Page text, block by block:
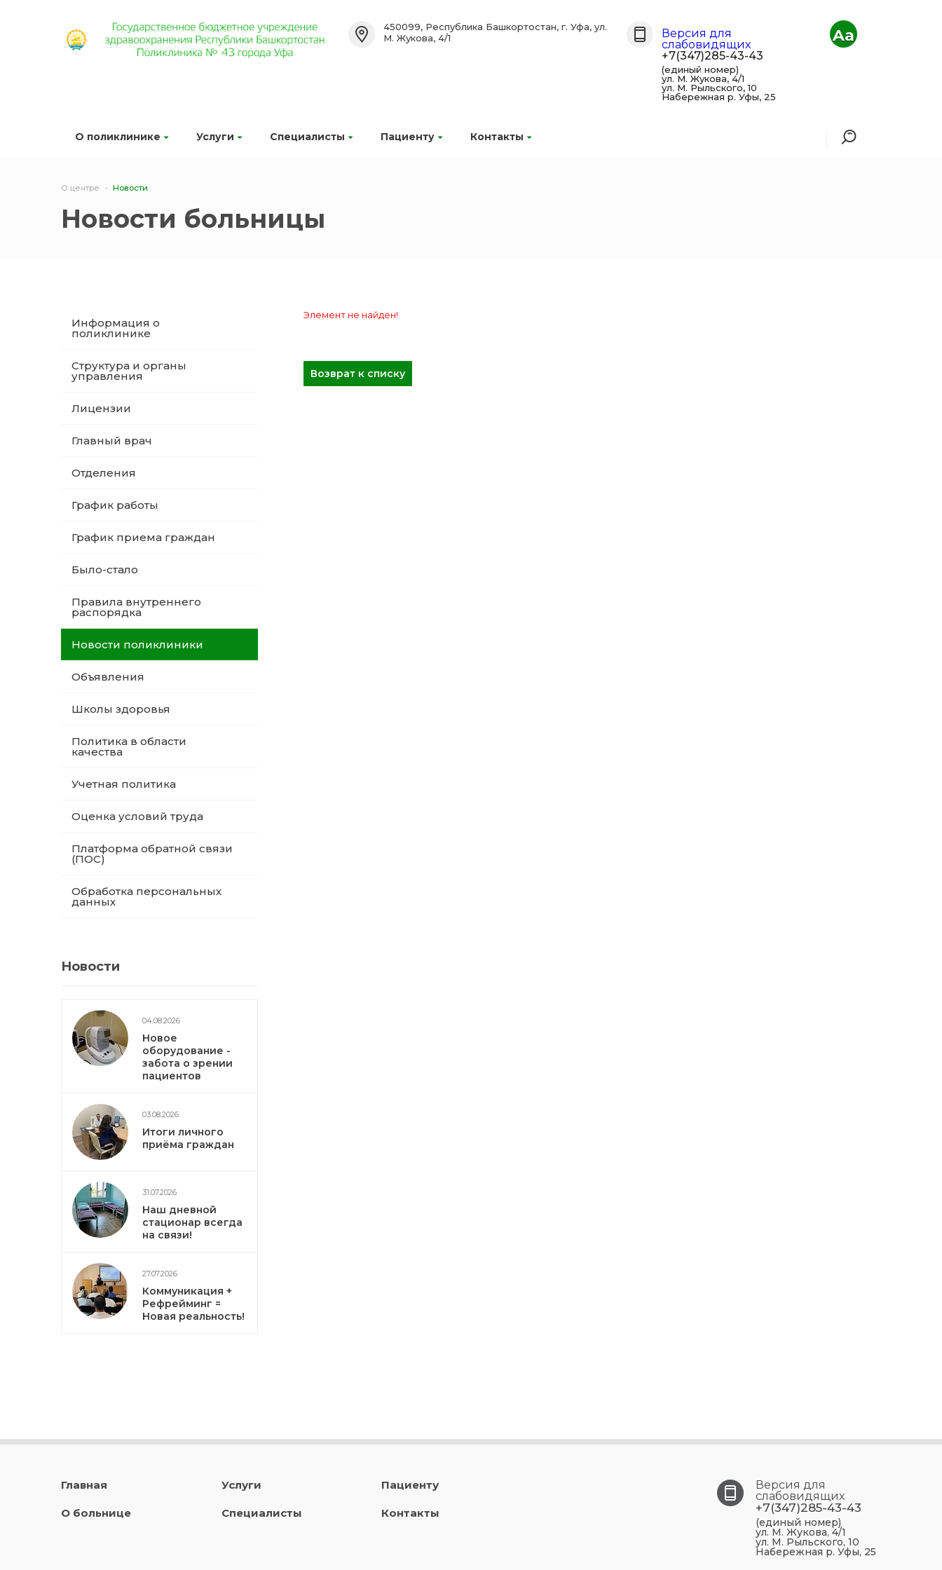
О поликлинике Услуги Специалисты Пациенту Контакты
450099, Республика Башкортостан, г. Уфа, ул.
М. Жукова, 4/1
Версия для
слабовидящих
+7(347)285-43-43
(единый номер)
ул. М. Жукова, 4/1
ул. М. Рыльского, 10
Набережная р. Уфы, 25
Aa
О центре Новости
Новости больницы
Информация о
поликлинике
Структура и органы
управления
Лицензии
Главный врач
Отделения
График работы
График приема граждан
Было-стало
Правила внутреннего
распорядка
Новости поликлиники
Объявления
Школы здоровья
Политика в области
качества
Учетная политика
Оценка условий труда
Платформа обратной связи
(ПОС)
Обработка персональных
данных
Новости
04.08.2026
Новое
оборудование -
забота о зрении
пациентов
03.08.2026
Итоги личного
приёма граждан
31.07.2026
Наш дневной
стационар всегда
на связи!
27.07.2026
Коммуникация +
Рефрейминг =
Новая реальность!
Элемент не найден!
Возврат к списку
Главная
О больнице
Услуги
Специалисты
Пациенту
Контакты
Версия для
слабовидящих
+7(347)285-43-43
(единый номер)
ул. М. Жукова, 4/1
ул. М. Рыльского, 10
Набережная р. Уфы, 25